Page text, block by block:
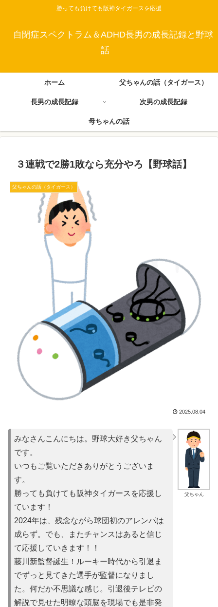
勝っても負けても阪神タイガースを応援
自閉症スペクトラム＆ADHD長男の成長記録と野球
話
ホーム 父ちゃんの話（タイガース）
長男の成長記録 次男の成長記録
母ちゃんの話
３連戦で2勝1敗なら充分やろ【野球話】
父ちゃんの話（タイガース）
2025.08.04
父ちゃん
みなさんこんにちは。野球大好き父ちゃん
です。
いつもご覧いただきありがとうございま
す。
勝っても負けても阪神タイガースを応援し
ています！
2024年は、残念ながら球団初のアレンパは
成らず。でも、またチャンスはあると信じ
て応援していきます！！
藤川新監督誕生！ルーキー時代から引退ま
でずっと見てきた選手が監督になりまし
た。何だか不思議な感じ。引退後テレビの
解説で見せた明瞭な頭脳を現場でも是非発